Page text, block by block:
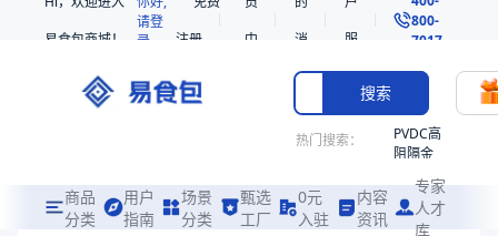
易食包商城！
请登
录
注册
中
消
息
服
务
800-
7017
搜索
热门搜索：
PVDC高
阻隔金
共挤热
收缩袋
商品
分类
用户
指南
场景
分类
甄选
工厂
0元
入驻
内容
资讯
专家
人才
库